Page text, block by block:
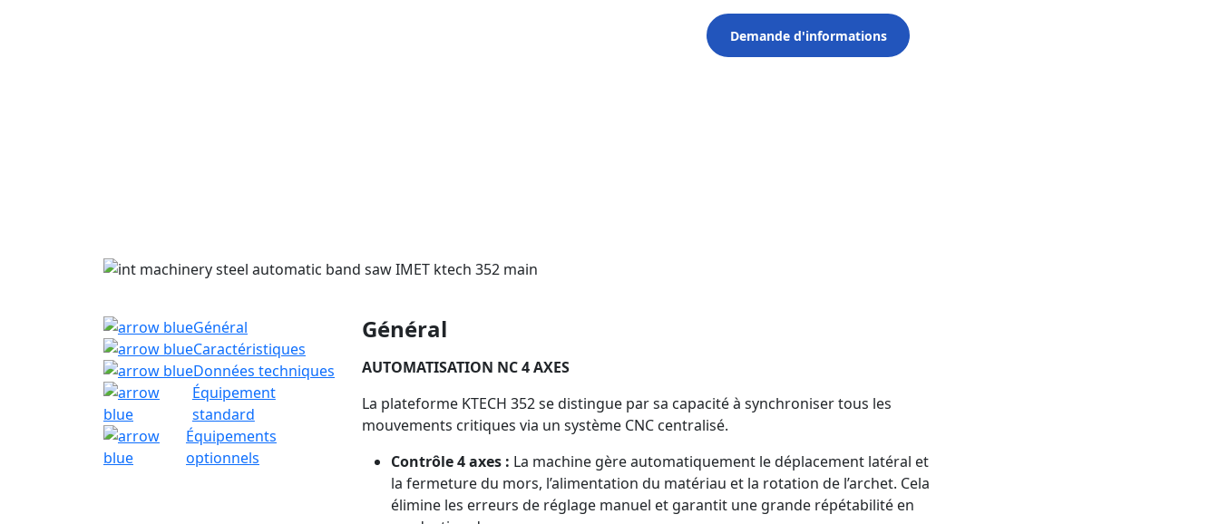
Demande d'informations
Général
Caractéristiques
Données techniques
Équipement
standard
Équipements
optionnels
Général
AUTOMATISATION NC 4 AXES
La plateforme KTECH 352 se distingue par sa capacité à synchroniser tous les
mouvements critiques via un système CNC centralisé.
Contrôle 4 axes : La machine gère automatiquement le déplacement latéral et
la fermeture du mors, l’alimentation du matériau et la rotation de l’archet. Cela
élimine les erreurs de réglage manuel et garantit une grande répétabilité en